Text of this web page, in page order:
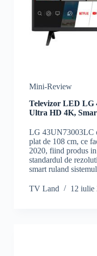
Mini-Review
Televizor LED LG
Ultra HD 4K,
LG 43UN73003LC
plat de 108 cm, ce
2020, fiind produs
standardul de
smart ruland
TV Land 12 iulie